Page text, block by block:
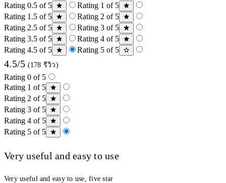
Rating 0.5 of 5
Rating 1 of 5
Rating 1.5 of 5
Rating 2 of 5
Rating 2.5 of 5
Rating 3 of 5
Rating 3.5 of 5
Rating 4 of 5
Rating 4.5 of 5
Rating 5 of 5
4.5/5 (178 รีวิว)
Rating 0 of 5
Rating 1 of 5
Rating 2 of 5
Rating 3 of 5
Rating 4 of 5
Rating 5 of 5
Very useful and easy to use
Very useful and easy to use, five star